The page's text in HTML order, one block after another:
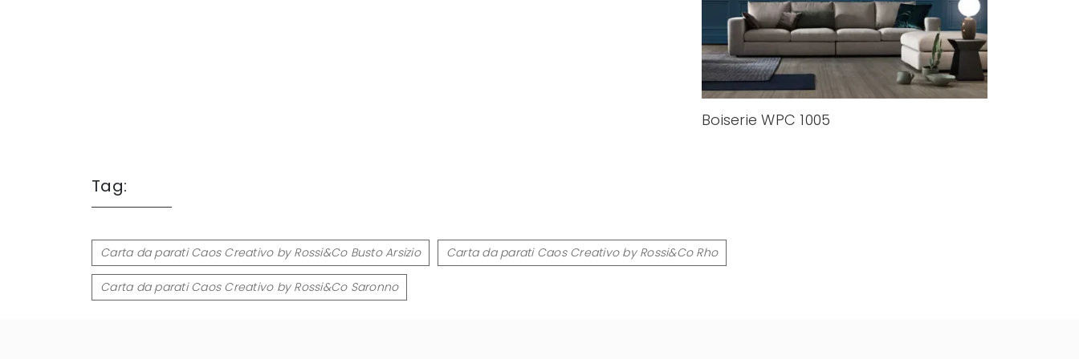
Boiserie WPC 1005
Tag:
Carta da parati Caos Creativo by Rossi&Co Busto Arsizio Carta da parati Caos Creativo by Rossi&Co Rho
Carta da parati Caos Creativo by Rossi&Co Saronno